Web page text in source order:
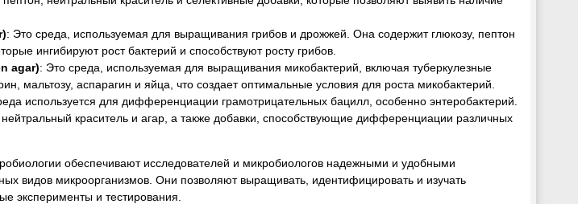
: Это среда, используемая для выращивания грибов и дрожжей. Она содержит глюкозу, пептон
ингибируют рост бактерий и способствуют росту грибов.
agar): Это среда, используемая для выращивания микобактерий, включая туберкулезные
мальтозу, аспарагин и яйца, что создает оптимальные условия для роста микобактерий.
используется для дифференциации грамотрицательных бацилл, особенно энтеробактерий.
краситель и агар, а также добавки, способствующие дифференциации различных
обеспечивают исследователей и микробиологов надежными и удобными
видов микроорганизмов. Они позволяют выращивать, идентифицировать и изучать
эксперименты и тестирования.